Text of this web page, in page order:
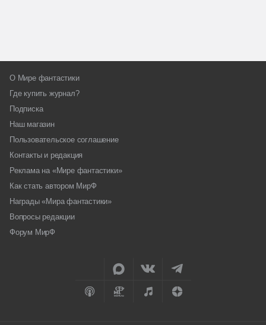
О Мире фантастики
Где купить журнал?
Подписка
Наш магазин
Пользовательское соглашение
Контакты и редакция
Реклама на «Мире фантастики»
Как стать автором МирФ
Награды «Мира фантастики»
Вопросы редакции
Форум МирФ